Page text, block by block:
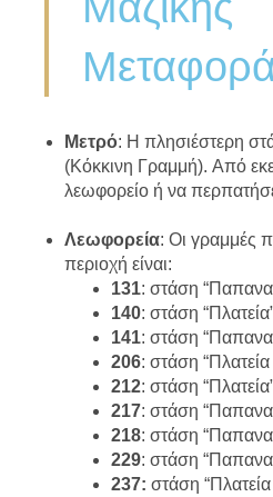
Μετρό: Η πλησιέστερη
(Κόκκινη Γραμμή). Από
λεωφορείο ή να
Λεωφορεία: Οι γραμμές
περιοχή είναι:
131: στάση
140: στάση
141: στάση
206: στάση
212: στάση
217: στάση
218: στάση
229: στάση
237: στάση